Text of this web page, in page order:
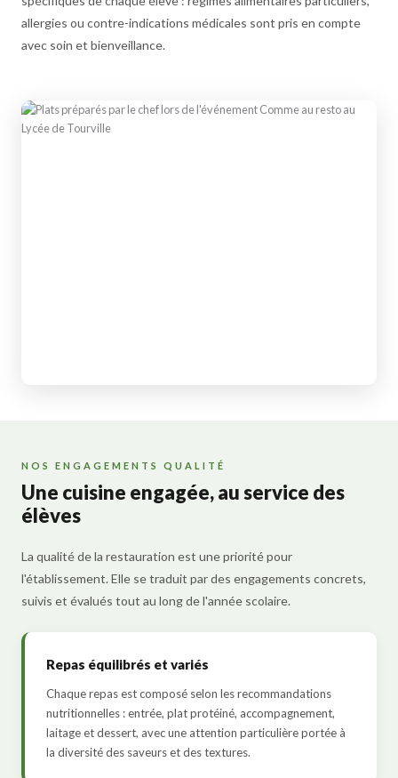
allergies ou contre-indications médicales sont pris en compte
avec soin et bienveillance.
NOS ENGAGEMENTS QUALITÉ
Une cuisine engagée, au service des
élèves
La qualité de la restauration est une priorité pour
l'établissement. Elle se traduit par des engagements concrets,
suivis et évalués tout au long de l'année scolaire.
Repas équilibrés et variés
Chaque repas est composé selon les recommandations
nutritionnelles : entrée, plat protéiné, accompagnement,
laitage et dessert, avec une attention particulière portée à
la diversité des saveurs et des textures.